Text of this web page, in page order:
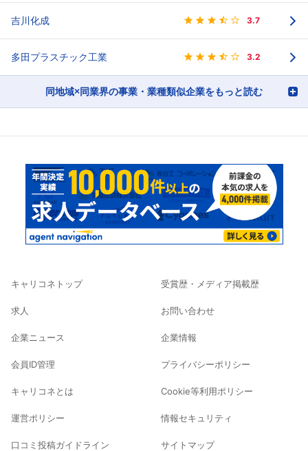
吉川化成 3.7
多田プラスチック工業 3.2
同地域×同業界の事業・業種類似企業をもっと読む
キャリコネトップ
求人
企業ニュース
会員ID管理
キャリコネとは
運営ポリシー
口コミ投稿ガイドライン
受賞歴・メディア掲載歴
お問い合わせ
企業情報
プライバシーポリシー
Cookie等利用ポリシー
情報セキュリティ
サイトマップ